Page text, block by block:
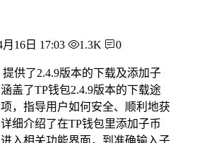
月16日 17:03 1.3K 0
供了2.4.9版本的下载及添加子
盖了TP钱包2.4.9版本的下载途
，指导用户如何安全、顺利地获
细介绍了在TP钱包里添加子币
入相关功能界面，到准确输入子